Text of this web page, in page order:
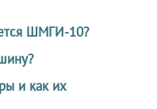
ШМГИ-10?
и как их